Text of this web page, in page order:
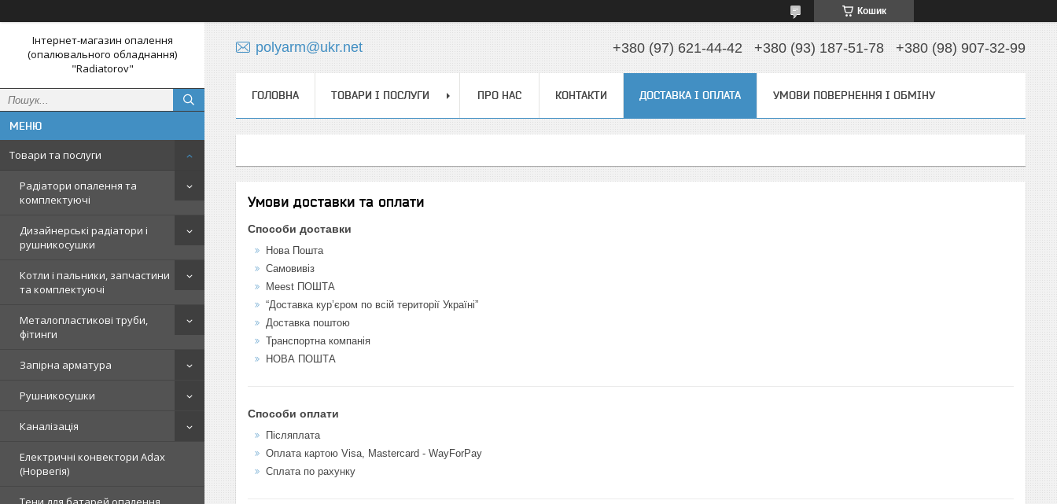
Кошик
Інтернет-магазин опалення
(опалювального обладнання)
"Radiatorov"
Товари та послуги
Радіатори опалення та
комплектуючі
Дизайнерські радіатори і
рушникосушки
Котли і пальники, запчастини
та комплектуючі
Металопластикові труби,
фітинги
Запірна арматура
Рушникосушки
Каналізація
Електричні конвектори Adax
(Норвегія)
polyarm@ukr.net +380 (97) 621-44-42 +380 (93) 187-51-78 +380 (98) 907-32-99
ГОЛОВНА ТОВАРИ І ПОСЛУГИ ПРО НАС КОНТАКТИ ДОСТАВКА І ОПЛАТА УМОВИ ПОВЕРНЕННЯ І ОБМІНУ
Умови доставки та оплати
Способи доставки
Нова Пошта
Самовивіз
Meest ПОШТА
“Доставка кур’єром по всій території Україні”
Доставка поштою
Транспортна компанія
НОВА ПОШТА
Способи оплати
Післяплата
Оплата картою Visa, Mastercard - WayForPay
Сплата по рахунку